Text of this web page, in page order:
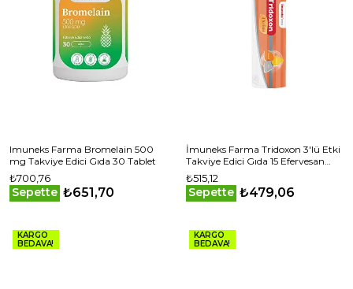
Imuneks Farma Bromelain 500
mg Takviye Edici Gıda 30 Tablet
₺700,76
Sepette ₺651,70
İmuneks Farma Tridoxon 3'lü Etki
Takviye Edici Gıda 15 Efervesan
Tablet
₺515,12
Sepette ₺479,06
KARGO
BEDAVA!
KARGO
BEDAVA!